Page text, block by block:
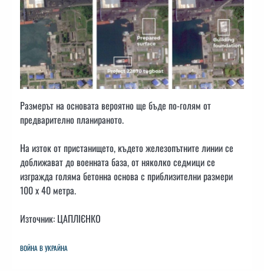
Размерът на основата вероятно ще бъде по-голям от
предварително планираното.
На изток от пристанището, където железопътните линии се
доближават до военната база, от няколко седмици се
изгражда голяма бетонна основа с приблизителни размери
100 х 40 метра.
Източник: ЦАПЛІЄНКО
ВОЙНА В УКРАЙНА